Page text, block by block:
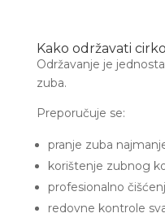
Kako održavati
Održavanje je
zuba.
Preporučuje se:
pranje zuba
korištenje zubnog
profesionalno
redovne kontrole